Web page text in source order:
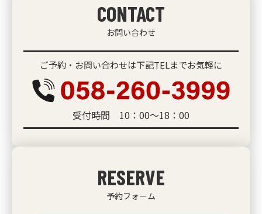
CONTACT
お問い合わせ
ご予約・お問い合わせは下記TELまでお気軽に
受付時間 10：00～18：00
RESERVE
予約フォーム